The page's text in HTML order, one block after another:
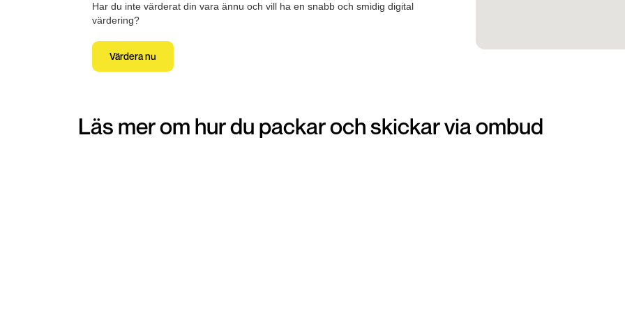
Har du inte värderat din vara ännu och vill ha en snabb och smidig digital
värdering?
Värdera nu
Läs mer om hur du packar och skickar via ombud